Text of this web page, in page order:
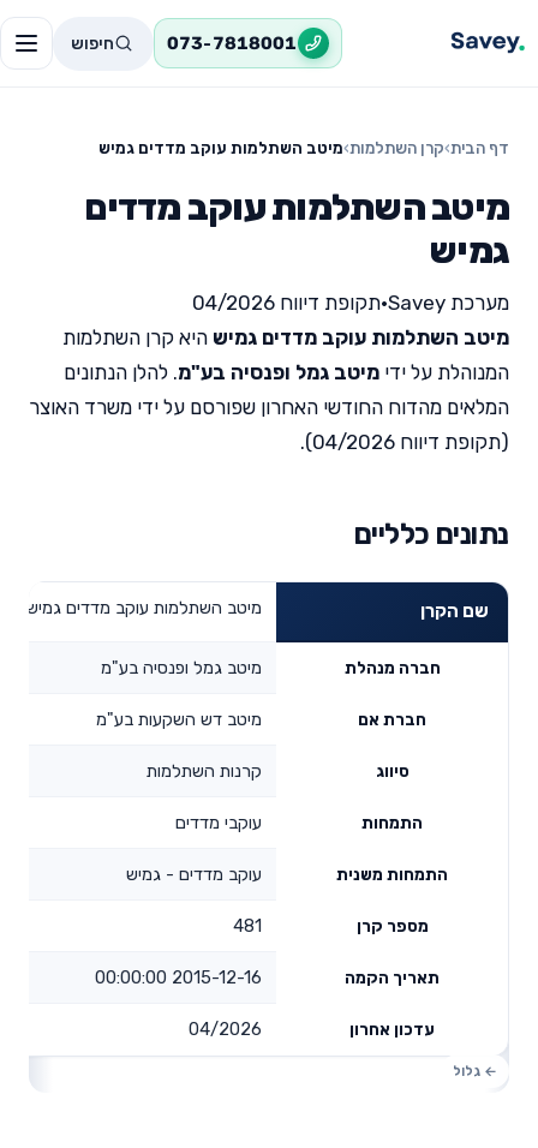
073-7818001 חיפוש
דף הבית›קרן השתלמות›מיטב השתלמות עוקב מדדים גמיש
מיטב השתלמות עוקב מדדים
גמיש
מערכת Savey •תקופת דיווח 04/2026
מיטב השתלמות עוקב מדדים גמיש היא קרן השתלמות
המנוהלת על ידי מיטב גמל ופנסיה בע"מ. להלן הנתונים
המלאים מהדוח החודשי האחרון שפורסם על ידי משרד האוצר
(תקופת דיווח 04/2026).
נתונים כלליים
שם הקרן מיטב השתלמות עוקב מדדים גמיש
חברה מנהלת מיטב גמל ופנסיה בע"מ
חברת אם מיטב דש השקעות בע"מ
סיווג קרנות השתלמות
התמחות עוקבי מדדים
התמחות משנית עוקב מדדים - גמיש
מספר קרן 481
תאריך הקמה 2015-12-16 00:00:00
עדכון אחרון 04/2026